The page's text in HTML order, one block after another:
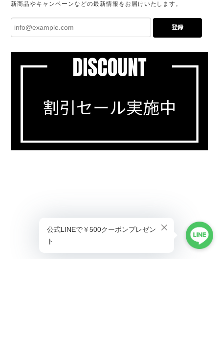
新商品やキャンペーンなどの最新情報をお届けいたします。
登録